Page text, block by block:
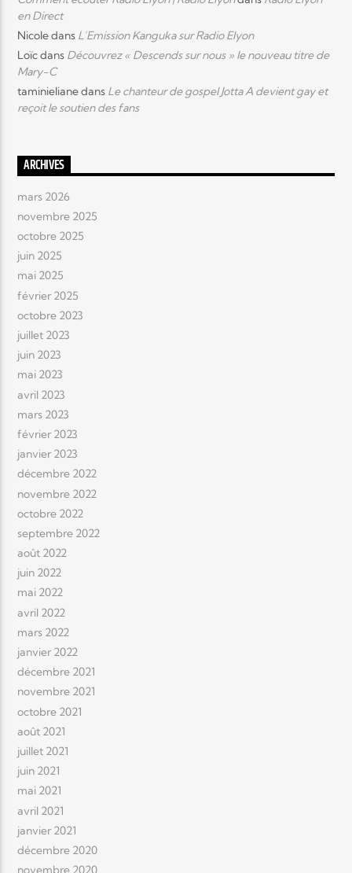
en Direct
Nicoledans L’Emission Kanguka sur Radio Elyon
Loïcdans Découvrez « Descends sur nous » le nouveau titre de
Mary-C
taminielianedans Le chanteur de gospel Jotta A devient gay et
reçoit le soutien des fans
ARCHIVES
mars 2026
novembre 2025
octobre 2025
juin 2025
mai 2025
février 2025
octobre 2023
juillet 2023
juin 2023
mai 2023
avril 2023
mars 2023
février 2023
janvier 2023
décembre 2022
novembre 2022
octobre 2022
septembre 2022
août 2022
juin 2022
mai 2022
avril 2022
mars 2022
janvier 2022
décembre 2021
novembre 2021
octobre 2021
août 2021
juillet 2021
juin 2021
mai 2021
avril 2021
janvier 2021
décembre 2020
novembre 2020